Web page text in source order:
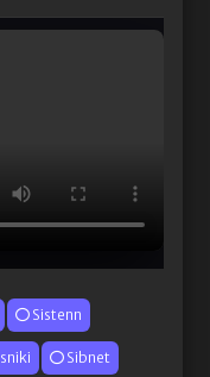
Sistenn
Sibnet